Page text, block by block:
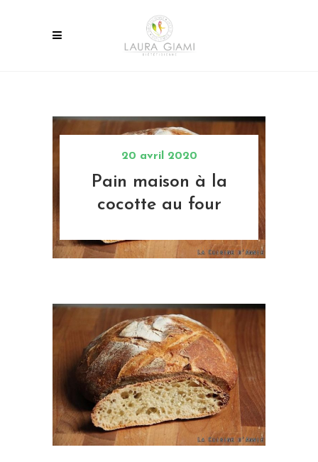
20 avril 2020
Pain maison à la
cocotte au four